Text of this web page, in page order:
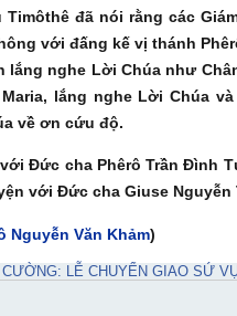
đã nói rằng các
với đấng kế vị thánh
lắng nghe Lời Chúa như
lắng nghe Lời Chúa
về ơn cứu độ.
Đức cha Phêrô Trần Đình
với Đức cha Giuse
Nguyễn Văn Khảm)
CƯỜNG: LỄ CHUYỂN GIAO SỨ